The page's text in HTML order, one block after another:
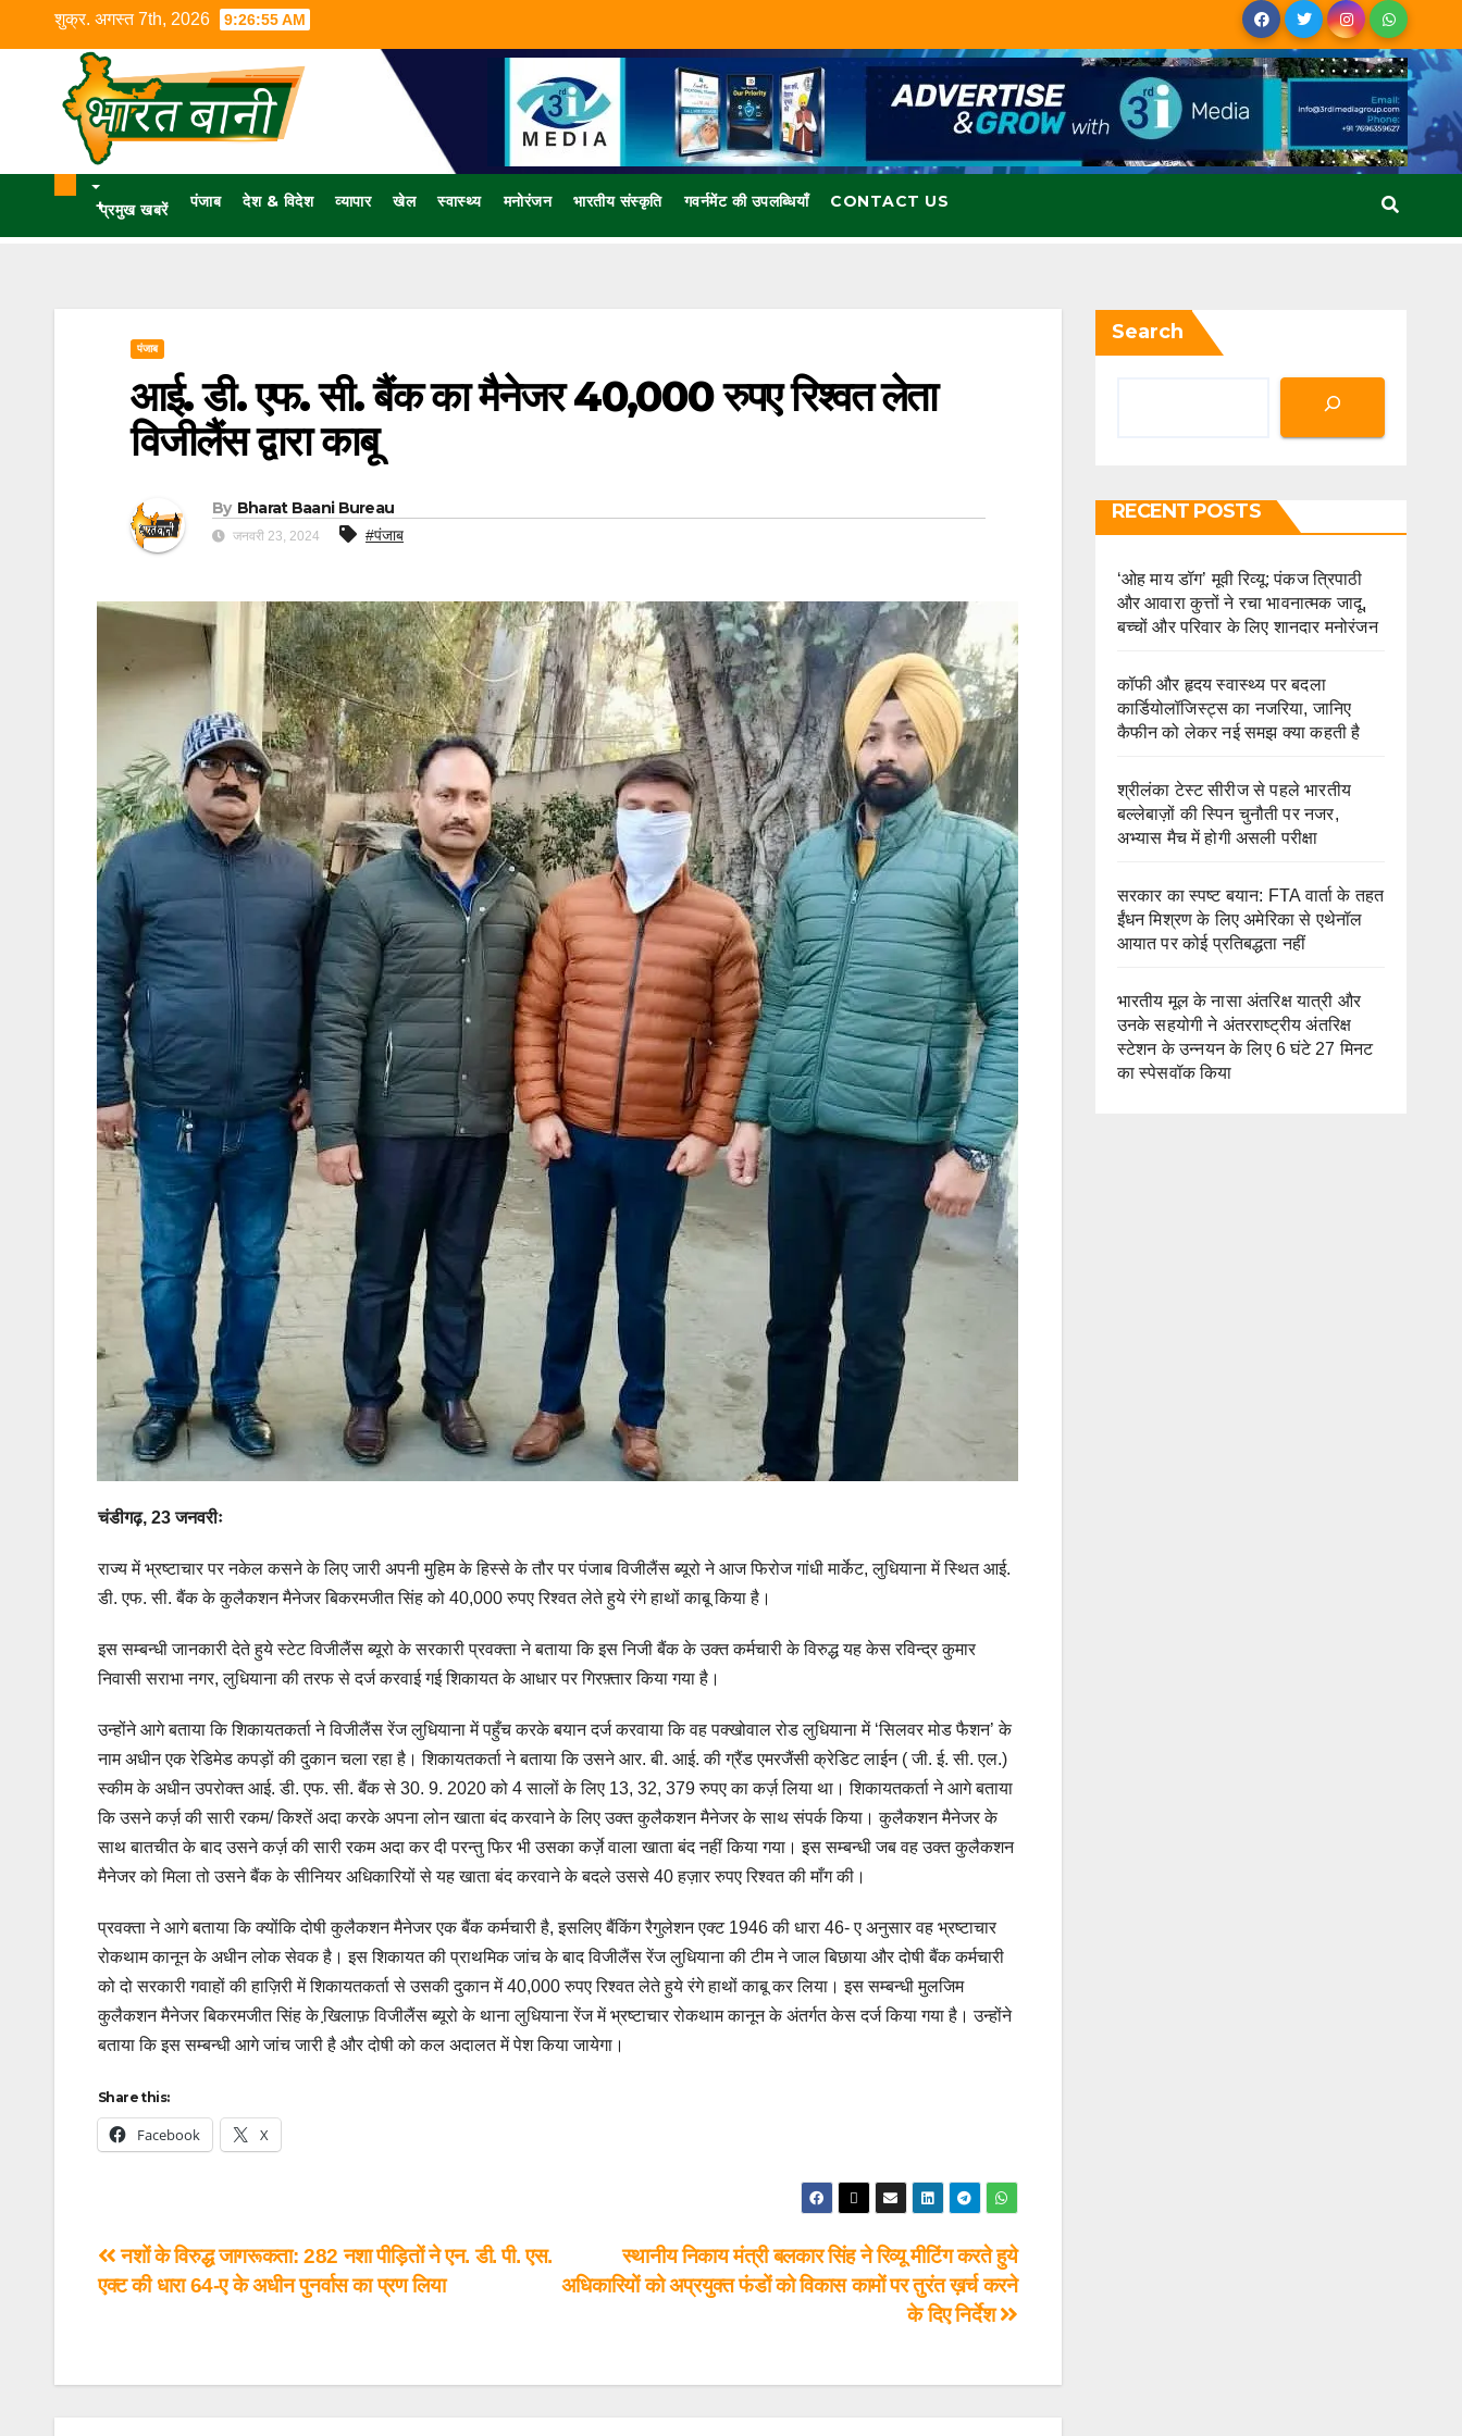
शुक्र. अगस्त 7th, 2026 9:26:56 AM
+प्रमुख खबरें पंजाब देश & विदेश व्यापार खेल स्वास्थ्य मनोरंजन भारतीय संस्कृति गवर्नमेंट की उपलब्धियाँ CONTACT US
पंजाब
आई. डी. एफ. सी. बैंक का मैनेजर 40,000 रुपए रिश्वत लेता
विजीलैंस द्वारा काबू
By Bharat Baani Bureau
जनवरी 23, 2024 #पंजाब
चंडीगढ़, 23 जनवरीः
राज्य में भ्रष्टाचार पर नकेल कसने के लिए जारी अपनी मुहिम के हिस्से के तौर पर पंजाब विजीलैंस ब्यूरो ने आज फिरोज गांधी मार्केट, लुधियाना में स्थित आई.
डी. एफ. सी. बैंक के कुलैकशन मैनेजर बिकरमजीत सिंह को 40,000 रुपए रिश्वत लेते हुये रंगे हाथों काबू किया है।
इस सम्बन्धी जानकारी देते हुये स्टेट विजीलैंस ब्यूरो के सरकारी प्रवक्ता ने बताया कि इस निजी बैंक के उक्त कर्मचारी के विरुद्ध यह केस रविन्द्र कुमार
निवासी सराभा नगर, लुधियाना की तरफ से दर्ज करवाई गई शिकायत के आधार पर गिरफ़्तार किया गया है।
उन्होंने आगे बताया कि शिकायतकर्ता ने विजीलैंस रेंज लुधियाना में पहुँच करके बयान दर्ज करवाया कि वह पक्खोवाल रोड लुधियाना में ‘सिलवर मोड फैशन’ के
नाम अधीन एक रेडिमेड कपड़ों की दुकान चला रहा है। शिकायतकर्ता ने बताया कि उसने आर. बी. आई. की ग्रैंड एमरजैंसी क्रेडिट लाईन ( जी. ई. सी. एल.)
स्कीम के अधीन उपरोक्त आई. डी. एफ. सी. बैंक से 30. 9. 2020 को 4 सालों के लिए 13, 32, 379 रुपए का कर्ज़ लिया था। शिकायतकर्ता ने आगे बताया
कि उसने कर्ज़ की सारी रकम/ किश्तें अदा करके अपना लोन खाता बंद करवाने के लिए उक्त कुलैकशन मैनेजर के साथ संपर्क किया। कुलैकशन मैनेजर के
साथ बातचीत के बाद उसने कर्ज़ की सारी रकम अदा कर दी परन्तु फिर भी उसका कर्ज़े वाला खाता बंद नहीं किया गया। इस सम्बन्धी जब वह उक्त कुलैकशन
मैनेजर को मिला तो उसने बैंक के सीनियर अधिकारियों से यह खाता बंद करवाने के बदले उससे 40 हज़ार रुपए रिश्वत की माँग की।
प्रवक्ता ने आगे बताया कि क्योंकि दोषी कुलैकशन मैनेजर एक बैंक कर्मचारी है, इसलिए बैंकिंग रैगुलेशन एक्ट 1946 की धारा 46- ए अनुसार वह भ्रष्टाचार
रोकथाम कानून के अधीन लोक सेवक है। इस शिकायत की प्राथमिक जांच के बाद विजीलैंस रेंज लुधियाना की टीम ने जाल बिछाया और दोषी बैंक कर्मचारी
को दो सरकारी गवाहों की हाज़िरी में शिकायतकर्ता से उसकी दुकान में 40,000 रुपए रिश्वत लेते हुये रंगे हाथों काबू कर लिया। इस सम्बन्धी मुलजिम
कुलैकशन मैनेजर बिकरमजीत सिंह के खि़लाफ़ विजीलैंस ब्यूरो के थाना लुधियाना रेंज में भ्रष्टाचार रोकथाम कानून के अंतर्गत केस दर्ज किया गया है। उन्होंने
बताया कि इस सम्बन्धी आगे जांच जारी है और दोषी को कल अदालत में पेश किया जायेगा।
Share this:
Facebook X
स्थानीय निकाय मंत्री बलकार सिंह ने रिव्यू मीटिंग करते हुये
अधिकारियों को अप्रयुक्त फंडों को विकास कामों पर तुरंत ख़र्च करने
के दिए निर्देश
नशों के विरुद्ध जागरूकता: 282 नशा पीड़ितों ने एन. डी. पी. एस.
एक्ट की धारा 64-ए के अधीन पुनर्वास का प्रण लिया
Search
RECENT POSTS
‘ओह माय डॉग’ मूवी रिव्यू: पंकज त्रिपाठी
और आवारा कुत्तों ने रचा भावनात्मक जादू,
बच्चों और परिवार के लिए शानदार मनोरंजन
कॉफी और हृदय स्वास्थ्य पर बदला
कार्डियोलॉजिस्ट्स का नजरिया, जानिए
कैफीन को लेकर नई समझ क्या कहती है
श्रीलंका टेस्ट सीरीज से पहले भारतीय
बल्लेबाज़ों की स्पिन चुनौती पर नजर,
अभ्यास मैच में होगी असली परीक्षा
सरकार का स्पष्ट बयान: FTA वार्ता के तहत
ईंधन मिश्रण के लिए अमेरिका से एथेनॉल
आयात पर कोई प्रतिबद्धता नहीं
भारतीय मूल के नासा अंतरिक्ष यात्री और
उनके सहयोगी ने अंतरराष्ट्रीय अंतरिक्ष
स्टेशन के उन्नयन के लिए 6 घंटे 27 मिनट
का स्पेसवॉक किया